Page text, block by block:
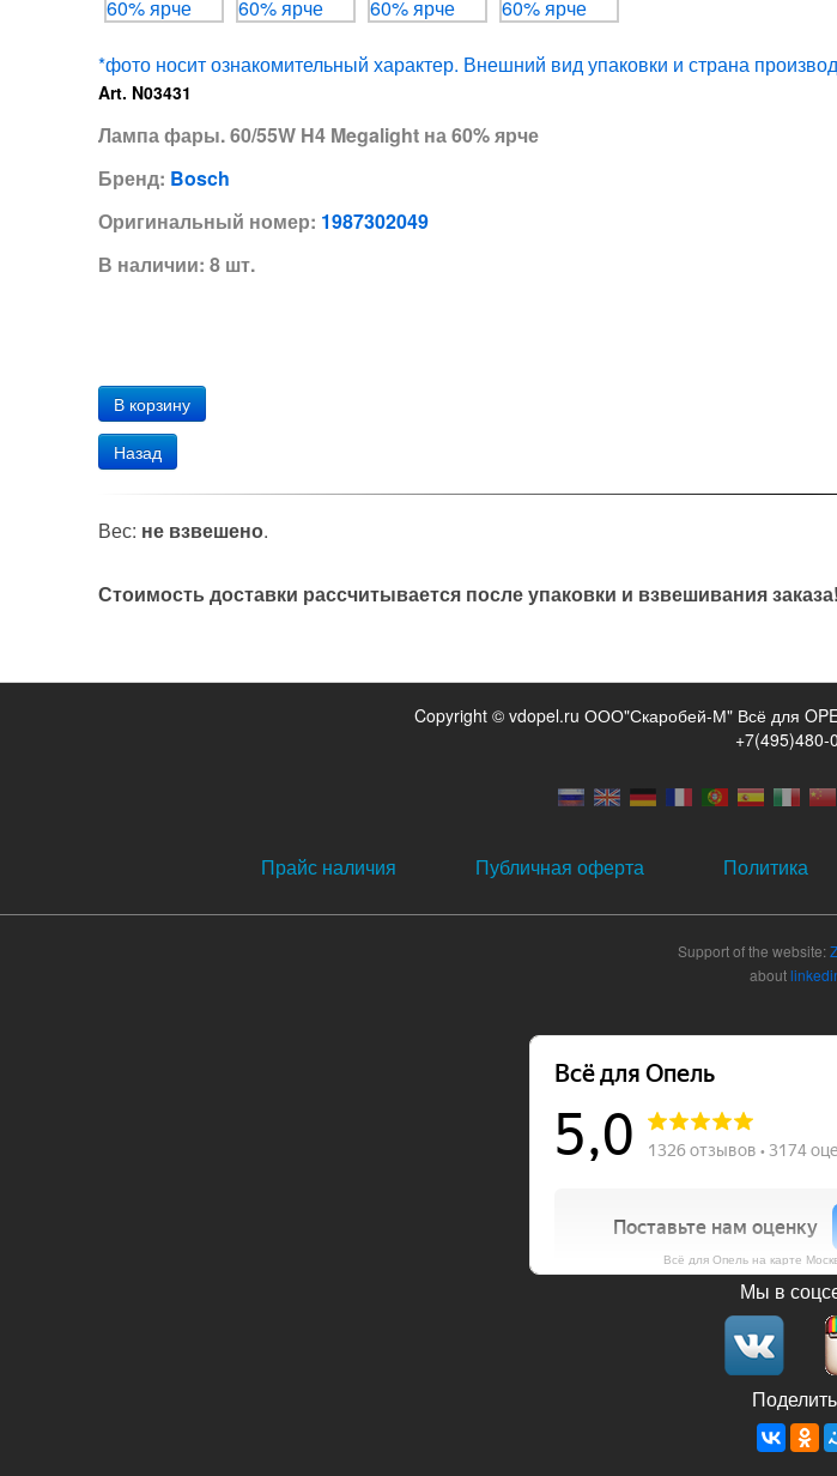
*фото носит ознакомительный характер. Внешний вид упаковки и страна
Art. N03431
Лампа фары. 60/55W H4 Megalight на 60% ярче
Бренд: Bosch
Оригинальный номер: 1987302049
В наличии: 8 шт.
Назад
Вес: не взвешено.
Стоимость доставки рассчитывается после упаковки и взвешивания заказа!
Copyright © vdopel.ru ООО"Скаробей-М" Всё для
+7(495)480-
Прайс наличия Публичная оферта Политика
Support of the website:
about
Всё для Опель на карте
Мы в